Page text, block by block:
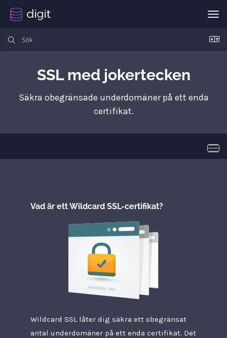
SSL med jokertecken
Säkra obegränsade underdomäner på ett enda
certifikat.
Vad är ett Wildcard SSL-certifikat?
Wildcard SSL låter dig säkra ett obegränsat
antal underdomäner på ett enda certifikat. Det